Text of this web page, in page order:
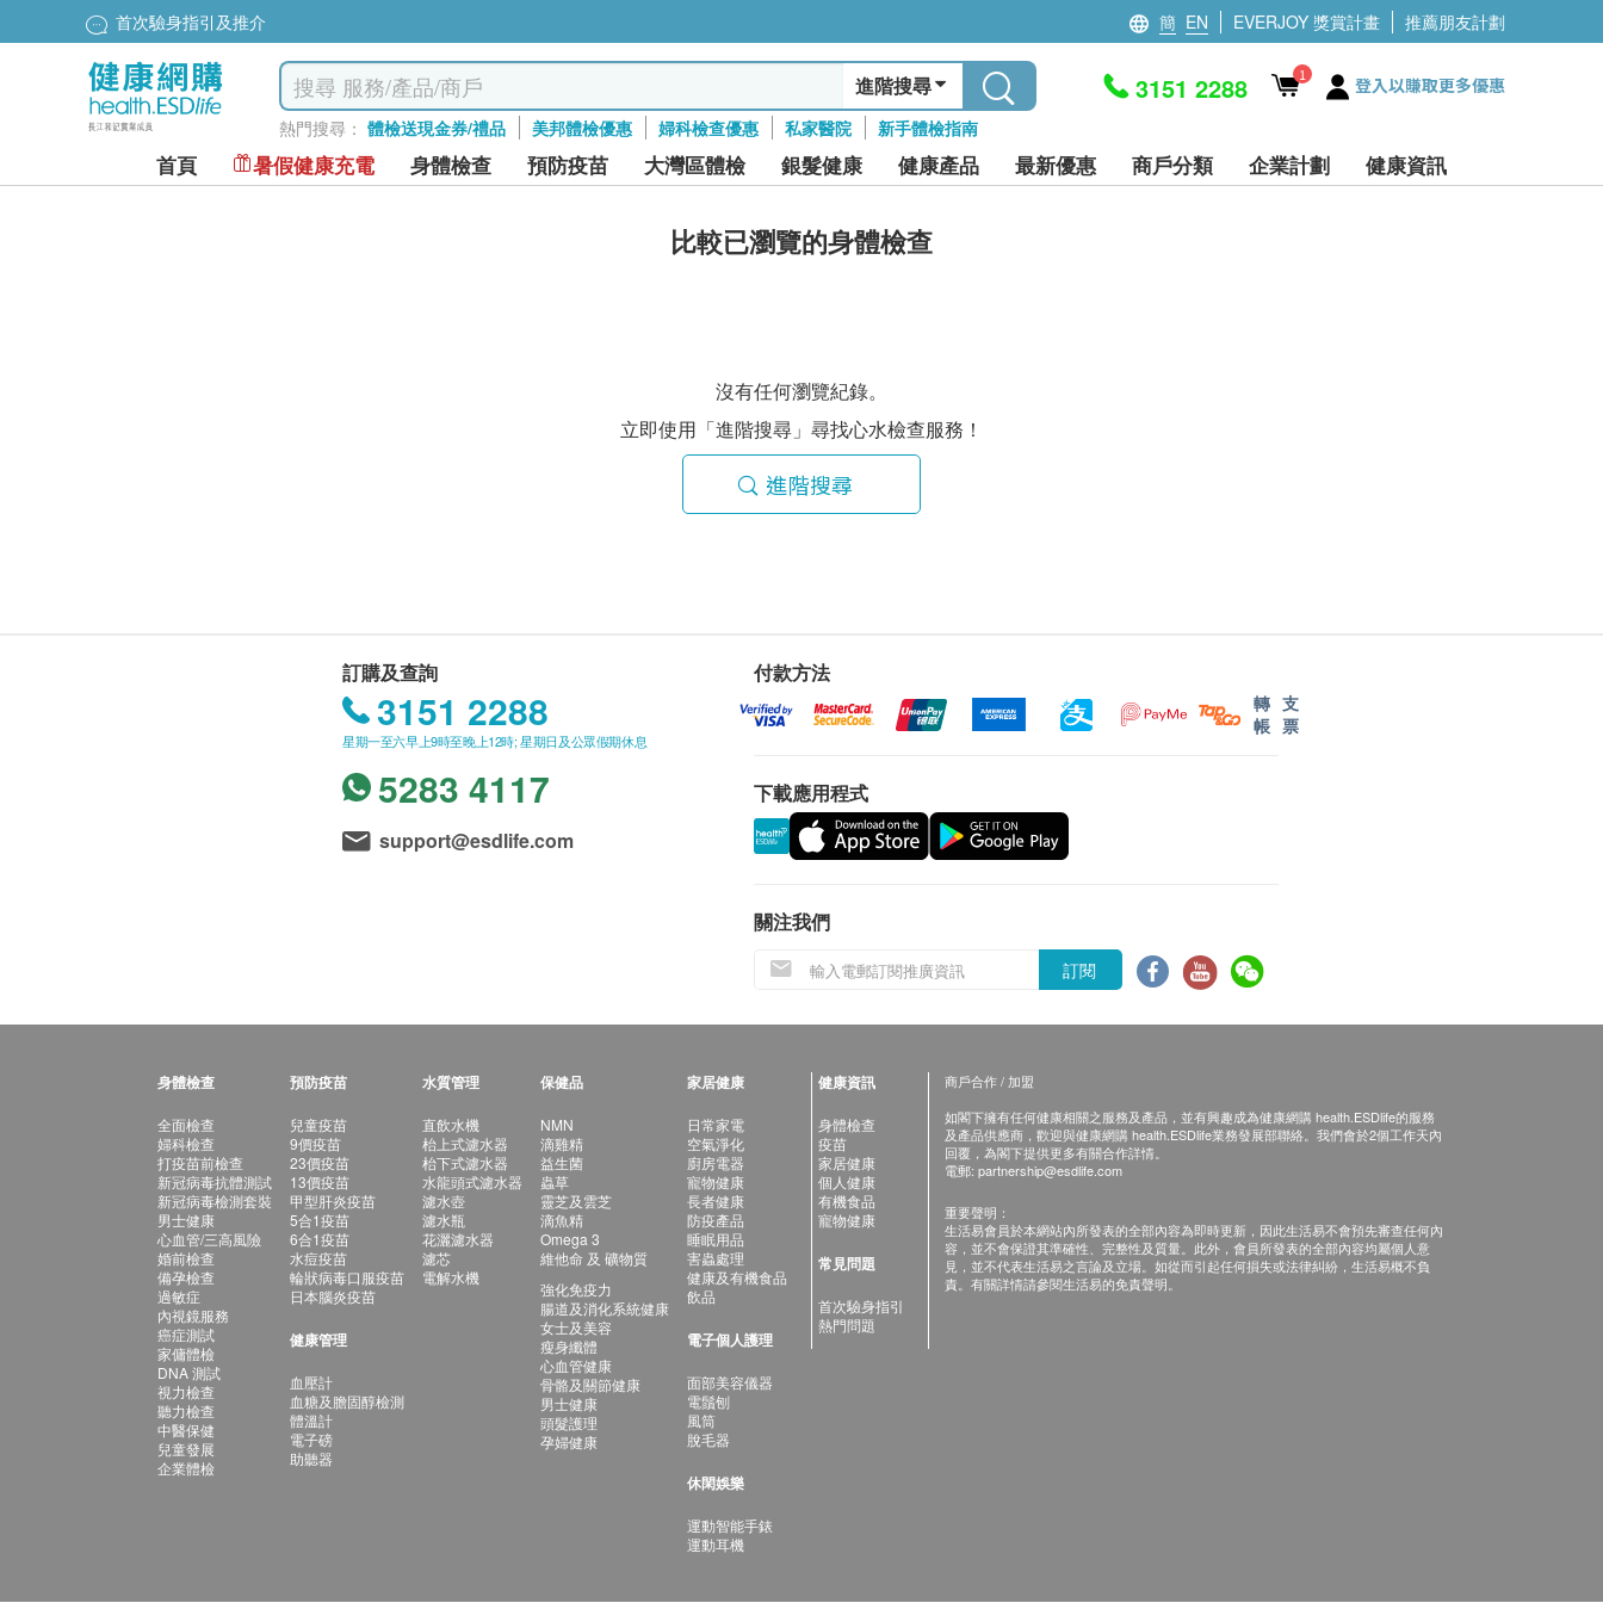
首次驗身指引及推介 簡 EN EVERJOY 獎賞計畫 推薦朋友計劃
進階搜尋
熱門搜尋： 體檢送現金券/禮品 美邦體檢優惠 婦科檢查優惠 私家醫院 新手體檢指南
3151 2288 1 登入以賺取更多優惠
首頁 暑假健康充電 身體檢查 預防疫苗 大灣區體檢 銀髮健康 健康產品 最新優惠 商戶分類 企業計劃 健康資訊
比較已瀏覽的身體檢查
沒有任何瀏覽紀錄。
立即使用「進階搜尋」尋找心水檢查服務！
進階搜尋
訂購及查詢
3151 2288
星期一至六早上9時至晚上12時; 星期日及公眾假期休息
5283 4117
support@esdlife.com
付款方法
轉
帳
支
票
下載應用程式
關注我們
訂閱
身體檢查
全面檢查
婦科檢查
打疫苗前檢查
新冠病毒抗體測試
新冠病毒檢測套裝
男士健康
心血管/三高風險
婚前檢查
備孕檢查
過敏症
內視鏡服務
癌症測試
家傭體檢
DNA 測試
視力檢查
聽力檢查
中醫保健
兒童發展
企業體檢
預防疫苗
兒童疫苗
9價疫苗
23價疫苗
13價疫苗
甲型肝炎疫苗
5合1疫苗
6合1疫苗
水痘疫苗
輪狀病毒口服疫苗
日本腦炎疫苗
健康管理
血壓計
血糖及膽固醇檢測
體溫計
電子磅
助聽器
水質管理
直飲水機
枱上式濾水器
枱下式濾水器
水龍頭式濾水器
濾水壺
濾水瓶
花灑濾水器
濾芯
電解水機
保健品
NMN
滴雞精
益生菌
蟲草
靈芝及雲芝
滴魚精
Omega 3
維他命 及 礦物質
強化免疫力
腸道及消化系統健康
女士及美容
瘦身纖體
心血管健康
骨骼及關節健康
男士健康
頭髮護理
孕婦健康
家居健康
日常家電
空氣淨化
廚房電器
寵物健康
長者健康
防疫產品
睡眠用品
害蟲處理
健康及有機食品
飲品
電子個人護理
面部美容儀器
電鬚刨
風筒
脫毛器
休閑娛樂
運動智能手錶
運動耳機
健康資訊
身體檢查
疫苗
家居健康
個人健康
有機食品
寵物健康
常見問題
首次驗身指引
熱門問題
商戶合作 / 加盟
如閣下擁有任何健康相關之服務及產品，並有興趣成為健康網購 health.ESDlife的服務
及產品供應商，歡迎與健康網購 health.ESDlife業務發展部聯絡。我們會於2個工作天內
回覆，為閣下提供更多有關合作詳情。
電郵: partnership@esdlife.com
重要聲明：
生活易會員於本網站內所發表的全部內容為即時更新，因此生活易不會預先審查任何內
容，並不會保證其準確性、完整性及質量。此外，會員所發表的全部內容均屬個人意
見，並不代表生活易之言論及立場。如從而引起任何損失或法律糾紛，生活易概不負
責。有關詳情請參閱生活易的免責聲明。